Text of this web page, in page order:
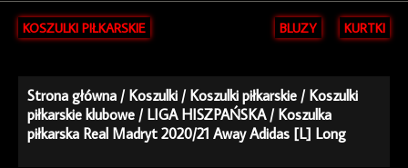
KOSZULKI PIŁKARSKIE BLUZY KURTKI
Strona główna /Koszulki /Koszulki piłkarskie /Koszulki
piłkarskie klubowe /LIGA HISZPAŃSKA/ Koszulka
piłkarska Real Madryt 2020/21 Away Adidas [L] Long